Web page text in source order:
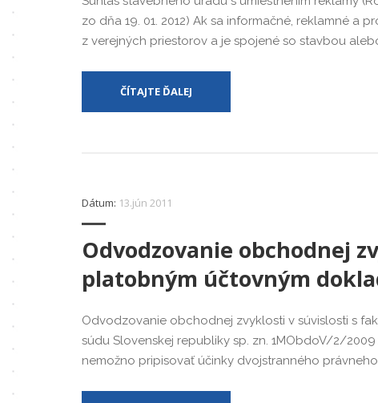
zo dňa 19. 01. 2012) Ak sa informačné, reklamné a
z verejných priestorov a je spojené so stavbou
ČÍTAJTE ĎALEJ
Dátum: 13.jún 2011
Odvodzovanie obchodnej
platobným účtovným
Odvodzovanie obchodnej zvyklosti v súvislosti s
súdu Slovenskej republiky sp. zn. 1MObdoV/2/
nemožno pripisovať účinky dvojstranného